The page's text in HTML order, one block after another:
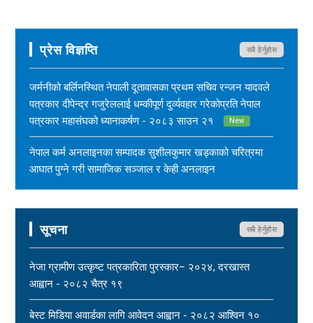
प्रेस विज्ञप्ति सबै हेर्नुहोस
जर्मनीको बर्लिनस्थित नेपाली दूतावासका प्रथम सचिव रन्जन यादवले
पत्रकार दीपेन्द्र गजुरेललाई धम्कीपूर्ण दुर्व्यवहार गरेकोप्रति नेपाल
पत्रकार महासंघको ध्यानाकर्षण - २०८३ साउन २१
New
नेपाल कर्म अनलाइनका सम्पादक सुशीलकुमार खड्काको चरित्रमा
आघात पुग्ने गरी सामाजिक सञ्जाल र केही अनलाइन
महासंघ बैतडी शाखाका अध्यक्ष नरिदत्त बडुलाई पितृशोक परेको दुःखद्
खबरले नेपाल पत्रकार महासंघ स्तब्ध र दुःखी - २०८३ साउन १७
New
धार्मिक सहिष्णुता, सामाजिक सद्भाव र शान्ति कायम राख्न नेपाल
पत्रकार महासंघको आग्रह - २०८३ साउन १५
New
सूचना सबै हेर्नुहोस
नेजा ग्रामीण उत्कृष्ट पत्रकारिता पुरस्कार– २०२४, दरखास्त
आह्वान - २०८२ चैत्र १९
बेस्ट मिडिया अवार्डका लागि आवेदन आह्वान - २०८२ आश्विन १०